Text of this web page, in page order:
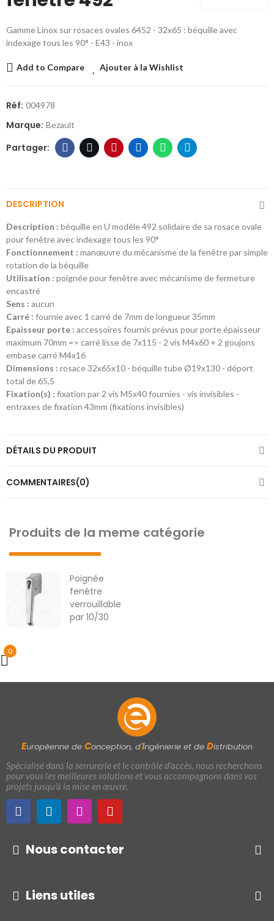
Gamme Linox sur rosaces ovales 6452 - 32x65 : béquille avec
indexage tous les 90° - E43 - inox
Add to Compare Ajouter à la Wishlist
Réf: 004978
Marque: Bezault
DESCRIPTION
Description : béquille en U modèle 492 solidaire de sa rosace ovale
pour fenêtre avec indexage tous les 90°
Fonctionnement : manœuvre du mécanisme de la fenêtre par simple
rotation de la béquille
Utilisation : poignée pour fenêtre avec mécanisme de fermeture
encastré
Sens : aucun
Carré : fournie avec 1 carré de 7mm de longueur 35mm
Epaisseur porte : accessoires fournis prévus pour porte épaisseur
maximum 70mm => carré lisse de 7x115 - 2 vis M4x60 + 2 goujons
embase carré M4x16
Dimensions : rosace 32x65x10 - béquille tube Ø19x130 - déport
total de 65,5
Fixation(s) : fixation par 2 vis M5x40 fournies - vis invisibles -
entraxes de fixation 43mm (fixations invisibles)
DÉTAILS DU PRODUIT
COMMENTAIRES(0)
Produits de la meme catégorie
Poignée
fenêtre
verrouillable
par 10/30
0
Européenne de Conception, d'Ingénierie et de Distribution
Spécialisé dans la serrurerie et le contrôle d'accès, nous recherchons
pour vous les meilleures solutions et vous accompagnons dans vos
projets jusqu'à la mise en œuvre.
Nous contacter
Liens utiles